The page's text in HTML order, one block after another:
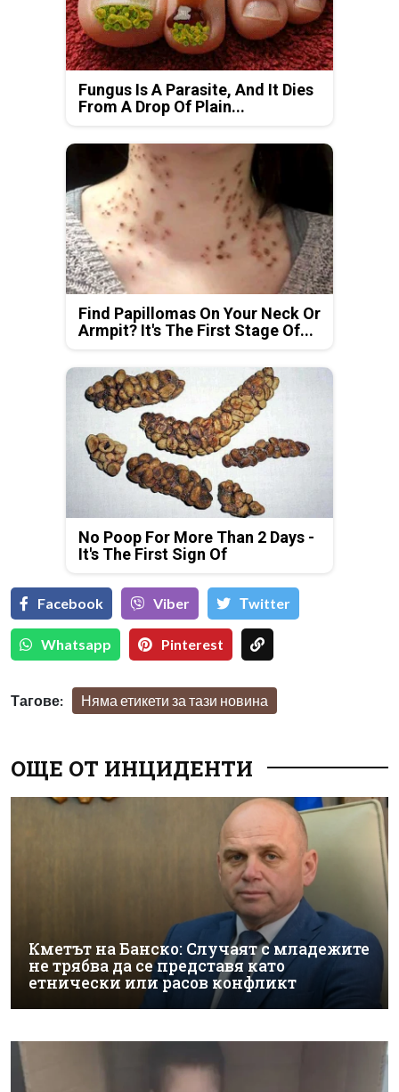
Fungus Is A Parasite, And It Dies
From A Drop Of Plain...
Find Papillomas On Your Neck Or
Armpit? It's The First Stage Of...
No Poop For More Than 2 Days -
It's The First Sign Of
Facebook Viber Тwitter
Whatsapp Pinterest
Тагове: Няма етикети за тази новина
ОЩЕ ОТ ИНЦИДЕНТИ
Кметът на Банско: Случаят с младежите
не трябва да се представя като
етнически или расов конфликт